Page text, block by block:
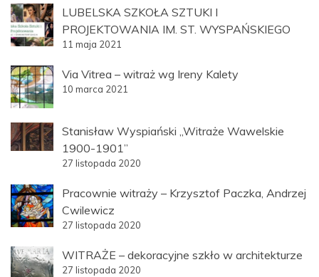
LUBELSKA SZKOŁA SZTUKI I
PROJEKTOWANIA IM. ST. WYSPAŃSKIEGO
11 maja 2021
Via Vitrea – witraż wg Ireny Kalety
10 marca 2021
Stanisław Wyspiański „Witraże Wawelskie
1900-1901”
27 listopada 2020
Pracownie witraży – Krzysztof Paczka, Andrzej
Cwilewicz
27 listopada 2020
WITRAŻE – dekoracyjne szkło w architekturze
27 listopada 2020